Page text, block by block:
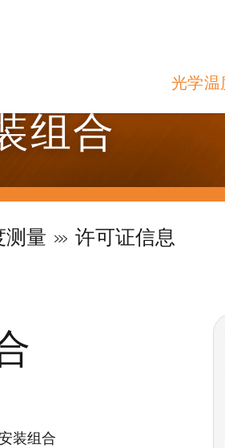
光学温
组合
测量 许可证信息
装组合